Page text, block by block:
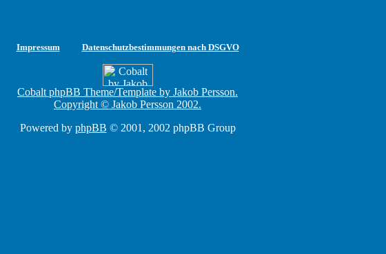
Impressum Datenschutzbestimmungen nach DSGVO
Cobalt phpBB Theme/Template by Jakob Persson.
Copyright © Jakob Persson 2002.
Powered by phpBB © 2001, 2002 phpBB Group